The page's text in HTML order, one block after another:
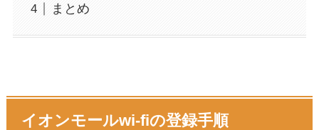
まとめ
イオンモールwi-fiの登録手順